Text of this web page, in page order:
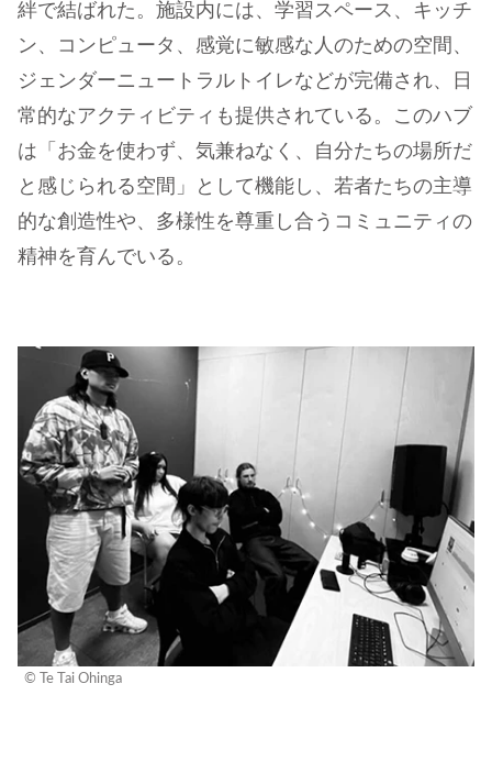
絆で結ばれた。施設内には、学習スペース、キッチ
ン、コンピュータ、感覚に敏感な人のための空間、
ジェンダーニュートラルトイレなどが完備され、日
常的なアクティビティも提供されている。このハブ
は「お金を使わず、気兼ねなく、自分たちの場所だ
と感じられる空間」として機能し、若者たちの主導
的な創造性や、多様性を尊重し合うコミュニティの
精神を育んでいる。
© Te Tai Ohinga